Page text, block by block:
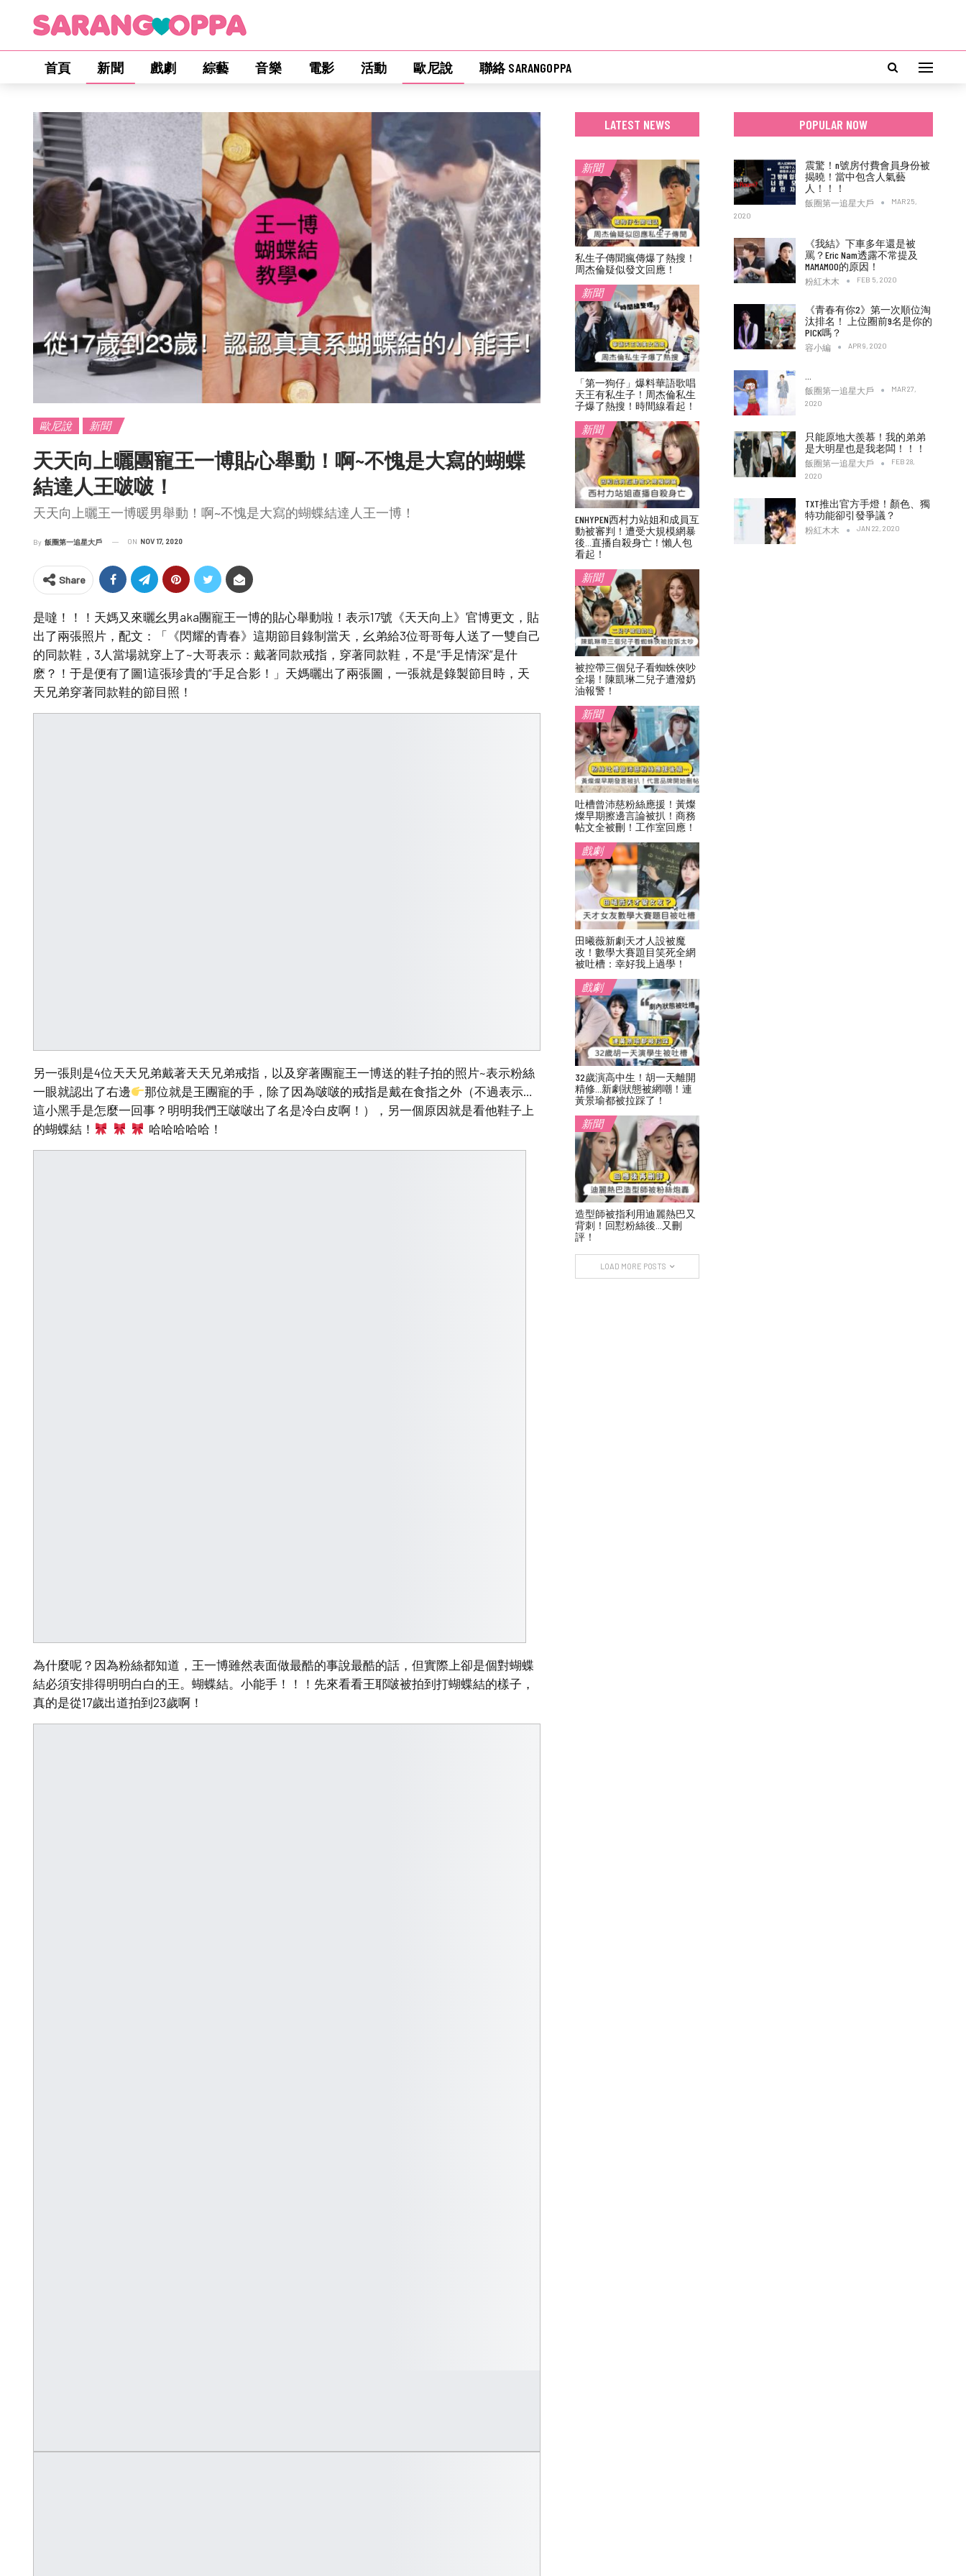
首頁 新聞 戲劇 綜藝 音樂 電影 活動 歐尼說 聯絡 SARANGOPPA
歐尼說 新聞
天天向上曬團寵王一博貼心舉動！啊~不愧是大寫的蝴蝶
結達人王啵啵！
天天向上曬王一博暖男舉動！啊~不愧是大寫的蝴蝶結達人王一博！
By 飯圈第一追星大戶 ON NOV 17, 2020
Share
是噠！！！天媽又來曬幺男aka團寵王一博的貼心舉動啦！表示17號《天天向上》官博更文，貼
出了兩張照片，配文：「《閃耀的青春》這期節目錄制當天，幺弟給3位哥哥每人送了一雙自己
的同款鞋，3人當場就穿上了~大哥表示：戴著同款戒指，穿著同款鞋，不是“手足情深”是什
麽？！于是便有了圖1這張珍貴的“手足合影！」天媽曬出了兩張圖，一張就是錄製節目時，天
天兄弟穿著同款鞋的節目照！
另一張則是4位天天兄弟戴著天天兄弟戒指，以及穿著團寵王一博送的鞋子拍的照片~表示粉絲
一眼就認出了右邊
那位就是王團寵的手，除了因為啵啵的戒指是戴在食指之外（不過表示…
這小黑手是怎麼一回事？明明我們王啵啵出了名是冷白皮啊！），另一個原因就是看他鞋子上
的蝴蝶結！
哈哈哈哈哈！
為什麼呢？因為粉絲都知道，王一博雖然表面做最酷的事說最酷的話，但實際上卻是個對蝴蝶
結必須安排得明明白白的王。蝴蝶結。小能手！！！先來看看王耶啵被拍到打蝴蝶結的樣子，
真的是從17歲出道拍到23歲啊！
POPULAR NOW
震驚！n號房付費會員身份被
揭曉！當中包含人氣藝
人！！！
飯圈第一追星大戶
MAR 25,
2020
《我結》下車多年還是被
罵？Eric Nam透露不常提及
MAMAMOO的原因！
粉紅木木 FEB 5, 2020
《青春有你2》第一次順位淘
汰排名！ 上位圈前9名是你的
PICK嗎？
容小編 APR 9, 2020
飯圈第一追星大戶
MAR 27,
2020
只能原地大羨慕！我的弟弟
是大明星也是我老闆！！！
飯圈第一追星大戶
FEB 28,
2020
TXT推出官方手燈！顏色、獨
特功能卻引發爭議？
粉紅木木 JAN 22, 2020
LATEST NEWS
新聞
私生子傳聞瘋傳爆了熱搜！
周杰倫疑似發文回應！
新聞
「第一狗仔」爆料華語歌唱
天王有私生子！周杰倫私生
子爆了熱搜！時間線看起！
新聞
ENHYPEN西村力站姐和成員互
動被審判！遭受大規模網暴
後…直播自殺身亡！懶人包
看起！
新聞
被控帶三個兒子看蜘蛛俠吵
全場！陳凱琳二兒子遭潑奶
油報警！
新聞
吐槽曾沛慈粉絲應援！黃燦
燦早期擦邊言論被扒！商務
帖文全被刪！工作室回應！
戲劇
田曦薇新劇天才人設被魔
改！數學大賽題目笑死全網
被吐槽：幸好我上過學！
戲劇
32歲演高中生！胡一天離開
精修…新劇狀態被網嘲！連
黃景瑜都被拉踩了！
新聞
造型師被指利用迪麗熱巴又
背刺！回懟粉絲後…又刪
評！
LOAD MORE POSTS